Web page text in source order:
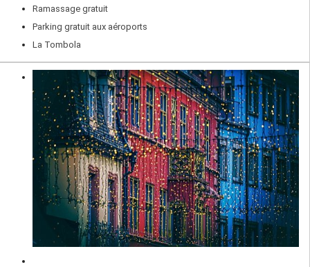
Ramassage gratuit
Parking gratuit aux aéroports
La Tombola